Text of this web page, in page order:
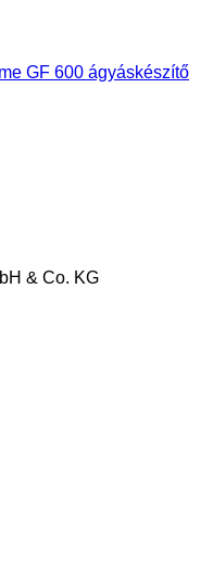
GF 600 ágyáskészítő
& Co. KG